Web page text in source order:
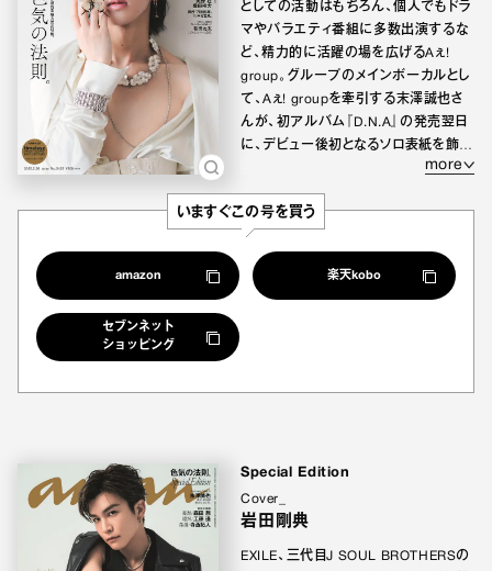
more
としての活動はもちろん、個人でもドラ
マやバラエティ番組に多数出演するな
ど、精力的に活躍の場を広げるAぇ!
group。グループのメインボーカルとし
て、Aぇ! groupを牽引する末澤誠也さ
んが、初アルバム『D.N.A』の発売翌日
に、デビュー後初となるソロ表紙を飾り
今回は特集テーマに合わせ、武骨であ
りながら、どこか儚げな美しさも持ち合
わせる末澤さんの唯一無二の色気の秘
密に迫るグラビア＆インタビューを掲
き込まれる魅力を全方位から収めた、
艶やかなショットの数々をお見逃しな
く！
いますぐこの号を買う
amazon 楽天kobo
セブンネット
ショッピング
Special Edition
Cover_
岩田剛典
EXILE、三代目J SOUL BROTHERSの